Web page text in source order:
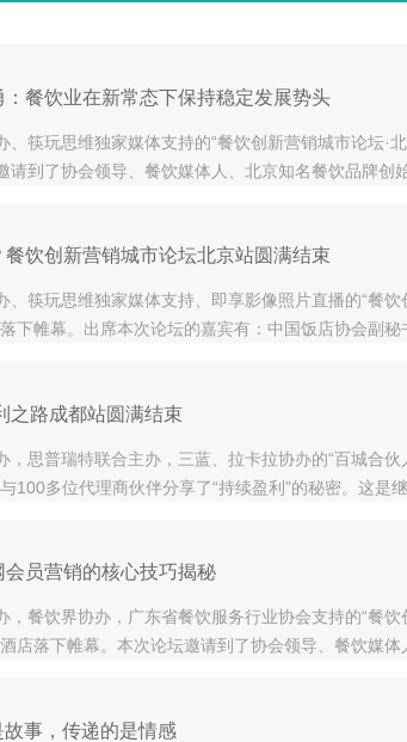
餐饮业在新常态下保持稳定发展势头
筷玩思维独家媒体支持的“餐饮创新营销城市论坛·
请到了协会领导、餐饮媒体人、北京知名餐饮品牌创
饮创新营销城市论坛北京站圆满结束
筷玩思维独家媒体支持、即享影像照片直播的“餐饮
下帷幕。出席本次论坛的嘉宾有：中国饭店协会副
之路成都站圆满结束
思普瑞特联合主办，三蓝、拉卡拉协办的“百城合伙
100多位代理商伙伴分享了“持续盈利”的秘密。这是
员营销的核心技巧揭秘
餐饮界协办，广东省餐饮服务行业协会支持的“餐饮
店落下帷幕。本次论坛邀请到了协会领导、餐饮媒
事，传递的是情感